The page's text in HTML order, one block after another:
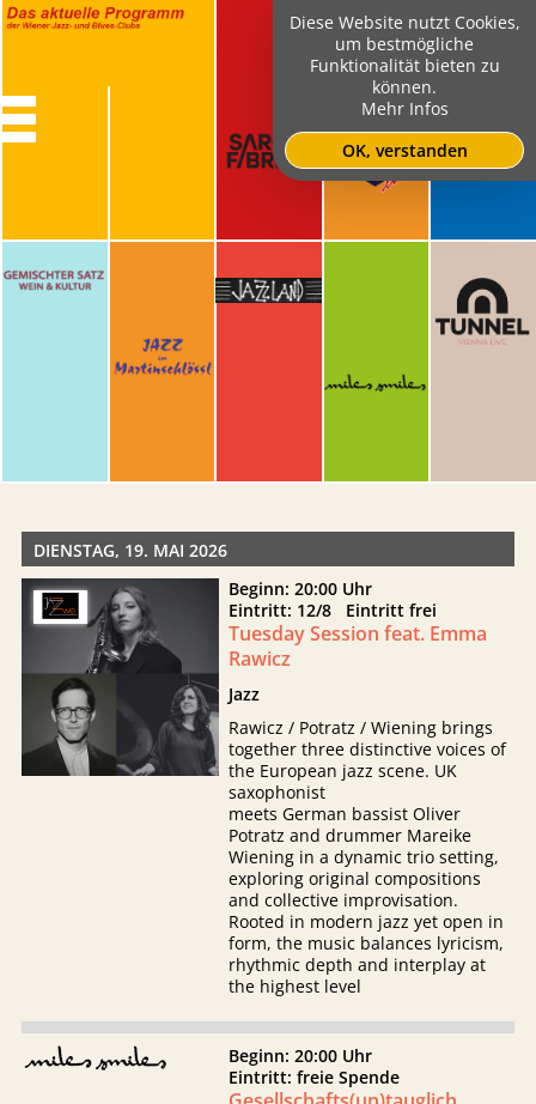
DIENSTAG, 19. MAI 2026
Beginn: 20:00 Uhr
Eintritt: 12/8 Eintritt frei
Tuesday Session feat. Emma
Rawicz
Jazz
Rawicz / Potratz / Wiening brings
together three distinctive voices of
the European jazz scene. UK
saxophonist
meets German bassist Oliver
Potratz and drummer Mareike
Wiening in a dynamic trio setting,
exploring original compositions
and collective improvisation.
Rooted in modern jazz yet open in
form, the music balances lyricism,
rhythmic depth and interplay at
the highest level
Beginn: 20:00 Uhr
Eintritt: freie Spende
Diese Website nutzt Cookies,
um bestmögliche
Funktionalität bieten zu
können.
Mehr Infos
OK, verstanden